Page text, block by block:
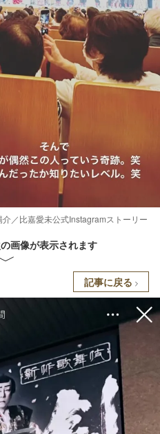
／比嘉愛未公式Instagramストーリー
画像が表示されます
記事に戻る